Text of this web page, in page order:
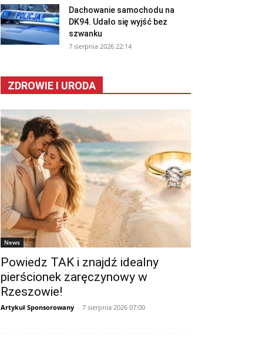
Dachowanie samochodu na
DK94. Udało się wyjść bez
szwanku
7 sierpnia 2026 22:14
ZDROWIE I URODA
News
Powiedz TAK i znajdź idealny
pierścionek zaręczynowy w
Rzeszowie!
Artykuł Sponsorowany - 7 sierpnia 2026 07:00